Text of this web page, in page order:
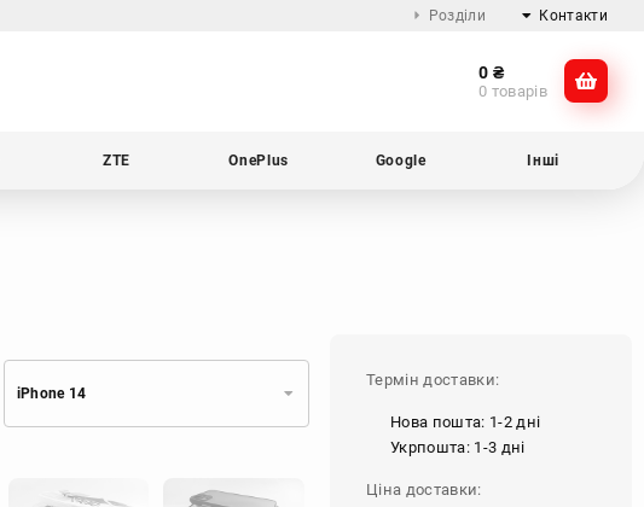
Розділи Контакти
@dikocase
0 ₴
0 товарів
ZTE OnePlus Google Інші
iPhone 14
Термін доставки:
Нова пошта: 1-2 дні
Укрпошта: 1-3 дні
Ціна доставки: